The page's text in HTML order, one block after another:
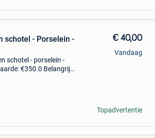
schotel - Porselein -
schotel - porselein -
€350.0 Belangrijk:
€ 40,00
Vandaag
Topadvertentie